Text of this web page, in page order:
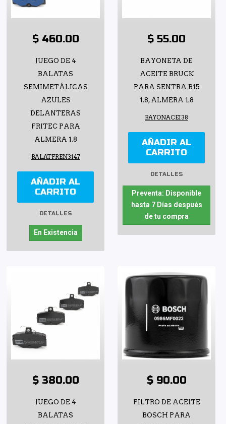
$ 460.00
JUEGO DE 4
BALATAS
SEMIMETÁLICAS
AZULES
DELANTERAS
FRITEC PARA
ALMERA 1.8
BALATFREN3147
AÑADIR AL
CARRITO
DETALLES
En Existencia
$ 55.00
BAYONETA DE
ACEITE BRUCK
PARA SENTRA B15
1.8, ALMERA 1.8
BAYONACEI38
AÑADIR AL
CARRITO
DETALLES
Preventa: Disponible
hasta 7 Días después
de tu compra
$ 380.00
JUEGO DE 4
BALATAS
$ 90.00
FILTRO DE ACEITE
BOSCH PARA